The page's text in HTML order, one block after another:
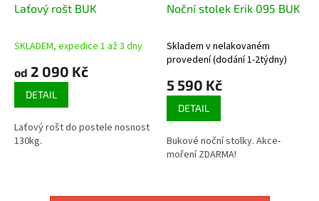
Laťový rošt BUK
Průměrné
produktu
5
hvězdiček.
SKLADEM, expedice 1 až 3 dny
od 2 090 Kč
DETAIL
Laťový rošt do postele nosnost
130kg.
Noční stolek Erik 095 BUK
Průměrné
hodnocení
produktu
je
z
5
hvězdiček.
Skladem v nelakovaném
provedení (dodání 1-2týdny)
5 590 Kč
DETAIL
Bukové noční stolky. Akce-
moření ZDARMA!